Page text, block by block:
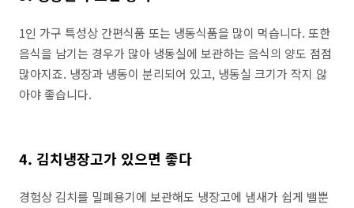
1인 가구 특성상 간편식품 또는 냉동식품을 많이 먹습니다. 또한
음식을 남기는 경우가 많아 냉동실에 보관하는 음식의 양도 점점
많아지죠. 냉장과 냉동이 분리되어 있고, 냉동실 크기가 작지 않
아야 좋습니다.
4. 김치냉장고가 있으면 좋다
경험상 김치를 밀폐용기에 보관해도 냉장고에 냄새가 쉽게 밸뿐